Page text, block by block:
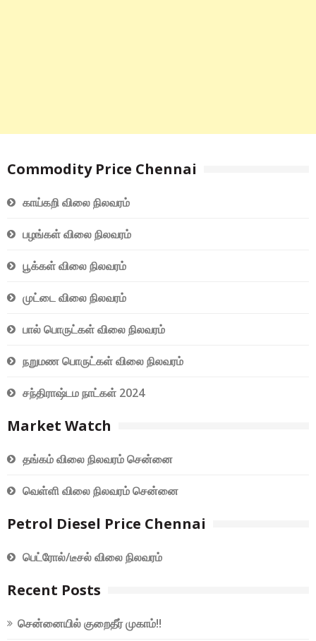
Commodity Price Chennai
காய்கறி விலை நிலவரம்
பழங்கள் விலை நிலவரம்
பூக்கள் விலை நிலவரம்
முட்டை விலை நிலவரம்
பால் பொருட்கள் விலை நிலவரம்
நறுமண பொருட்கள் விலை நிலவரம்
சந்திராஷ்டம நாட்கள் 2024
Market Watch
தங்கம் விலை நிலவரம் சென்னை
வெள்ளி விலை நிலவரம் சென்னை
Petrol Diesel Price Chennai
பெட்ரோல்/டீசல் விலை நிலவரம்
Recent Posts
சென்னையில் குறைதீர் முகாம்!!